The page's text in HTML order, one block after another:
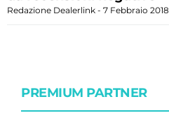
Redazione Dealerlink 7 Febbraio 2018
PREMIUM PARTNER